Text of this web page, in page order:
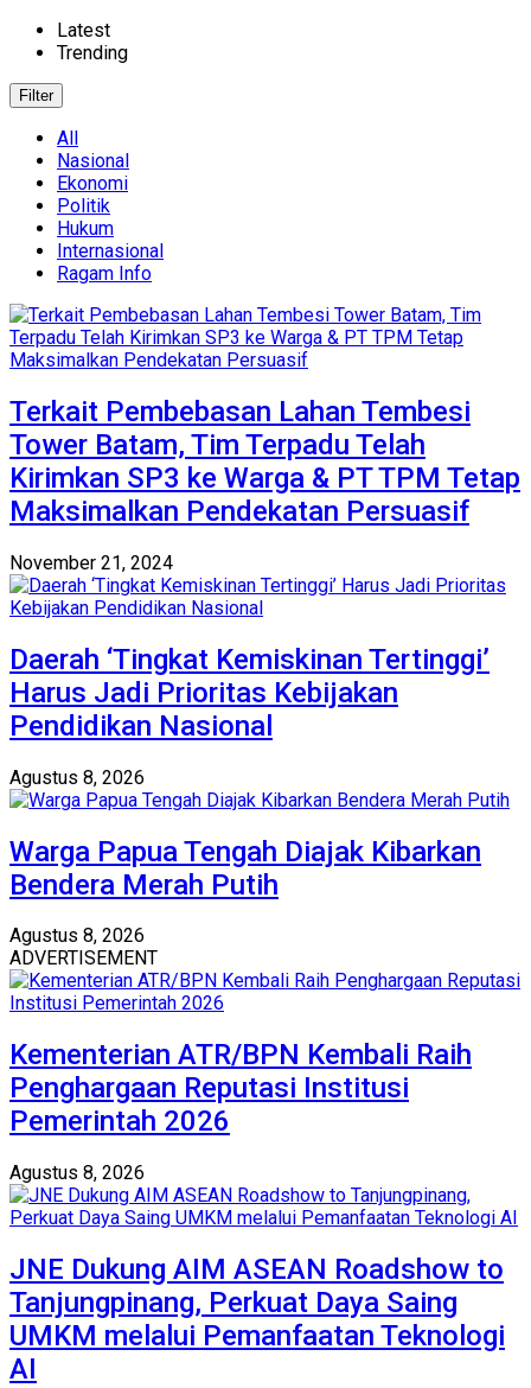
Latest
Trending
Filter
All
Nasional
Ekonomi
Politik
Hukum
Internasional
Ragam Info
Terkait Pembebasan Lahan Tembesi
Tower Batam, Tim Terpadu Telah
Kirimkan SP3 ke Warga & PT TPM Tetap
Maksimalkan Pendekatan Persuasif
November 21, 2024
Daerah ‘Tingkat Kemiskinan Tertinggi’
Harus Jadi Prioritas Kebijakan
Pendidikan Nasional
Agustus 8, 2026
Warga Papua Tengah Diajak Kibarkan
Bendera Merah Putih
Agustus 8, 2026
ADVERTISEMENT
Kementerian ATR/BPN Kembali Raih
Penghargaan Reputasi Institusi
Pemerintah 2026
Agustus 8, 2026
JNE Dukung AIM ASEAN Roadshow to
Tanjungpinang, Perkuat Daya Saing
UMKM melalui Pemanfaatan Teknologi
AI